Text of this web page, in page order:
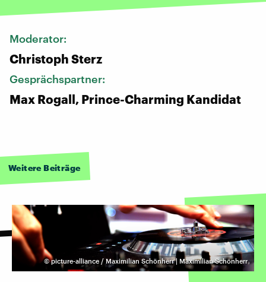
Moderator:
Christoph Sterz
Gesprächspartner:
Max Rogall, Prince-Charming Kandidat
Weitere Beiträge
©picture-alliance / Maximilian Schönherr | Maximilian Schönherr